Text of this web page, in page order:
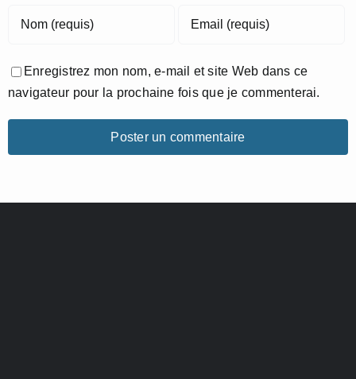
Enregistrez mon nom, e-mail et site Web dans ce
navigateur pour la prochaine fois que je commenterai.